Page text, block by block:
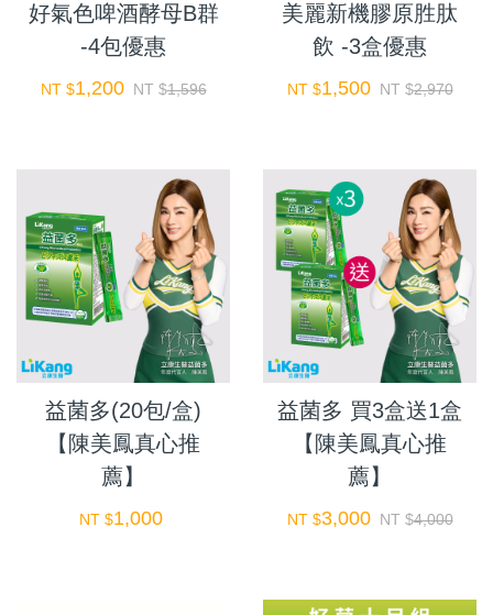
好氣色啤酒酵母B群
-4包優惠
NT $1,200 NT $1,596
美麗新機膠原胜肽
飲 -3盒優惠
NT $1,500 NT $2,970
益菌多(20包/盒)
【陳美鳳真心推
薦】
NT $1,000
益菌多 買3盒送1盒
【陳美鳳真心推
薦】
NT $3,000 NT $4,000